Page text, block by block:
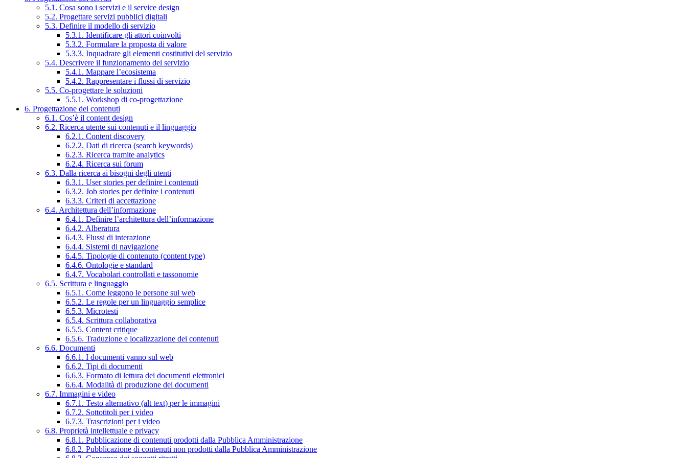
5.1. Cosa sono i servizi e il service design
5.2. Progettare servizi pubblici digitali
5.3. Definire il modello di servizio
5.3.1. Identificare gli attori coinvolti
5.3.2. Formulare la proposta di valore
5.3.3. Inquadrare gli elementi costitutivi del servizio
5.4. Descrivere il funzionamento del servizio
5.4.1. Mappare l’ecosistema
5.4.2. Rappresentare i flussi di servizio
5.5. Co-progettare le soluzioni
5.5.1. Workshop di co-progettazione
6. Progettazione dei contenuti
6.1. Cos’è il content design
6.2. Ricerca utente sui contenuti e il linguaggio
6.2.1. Content discovery
6.2.2. Dati di ricerca (search keywords)
6.2.3. Ricerca tramite analytics
6.2.4. Ricerca sui forum
6.3. Dalla ricerca ai bisogni degli utenti
6.3.1. User stories per definire i contenuti
6.3.2. Job stories per definire i contenuti
6.3.3. Criteri di accettazione
6.4. Architettura dell’informazione
6.4.1. Definire l’architettura dell’informazione
6.4.2. Alberatura
6.4.3. Flussi di interazione
6.4.4. Sistemi di navigazione
6.4.5. Tipologie di contenuto (content type)
6.4.6. Ontologie e standard
6.4.7. Vocabolari controllati e tassonomie
6.5. Scrittura e linguaggio
6.5.1. Come leggono le persone sul web
6.5.2. Le regole per un linguaggio semplice
6.5.3. Microtesti
6.5.4. Scrittura collaborativa
6.5.5. Content critique
6.5.6. Traduzione e localizzazione dei contenuti
6.6. Documenti
6.6.1. I documenti vanno sul web
6.6.2. Tipi di documenti
6.6.3. Formato di lettura dei documenti elettronici
6.6.4. Modalità di produzione dei documenti
6.7. Immagini e video
6.7.1. Testo alternativo (alt text) per le immagini
6.7.2. Sottotitoli per i video
6.7.3. Trascrizioni per i video
6.8. Proprietà intellettuale e privacy
6.8.1. Pubblicazione di contenuti prodotti dalla Pubblica Amministrazione
6.8.2. Pubblicazione di contenuti non prodotti dalla Pubblica Amministrazione